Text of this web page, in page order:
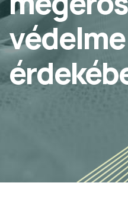
védelme